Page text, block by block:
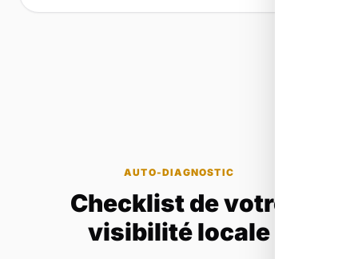
AUTO-DIAGNOSTIC
Checklist de votre
visibilité locale